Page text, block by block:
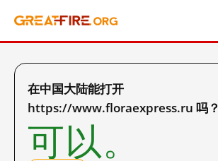
在中国大陆能打开
https://www.floraexpress.ru 吗？
可以。